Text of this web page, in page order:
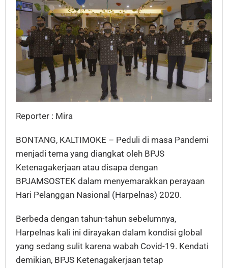
Reporter : Mira
BONTANG, KALTIMOKE – Peduli di masa Pandemi
menjadi tema yang diangkat oleh BPJS
Ketenagakerjaan atau disapa dengan
BPJAMSOSTEK dalam menyemarakkan perayaan
Hari Pelanggan Nasional (Harpelnas) 2020.
Berbeda dengan tahun-tahun sebelumnya,
Harpelnas kali ini dirayakan dalam kondisi global
yang sedang sulit karena wabah Covid-19. Kendati
demikian, BPJS Ketenagakerjaan tetap